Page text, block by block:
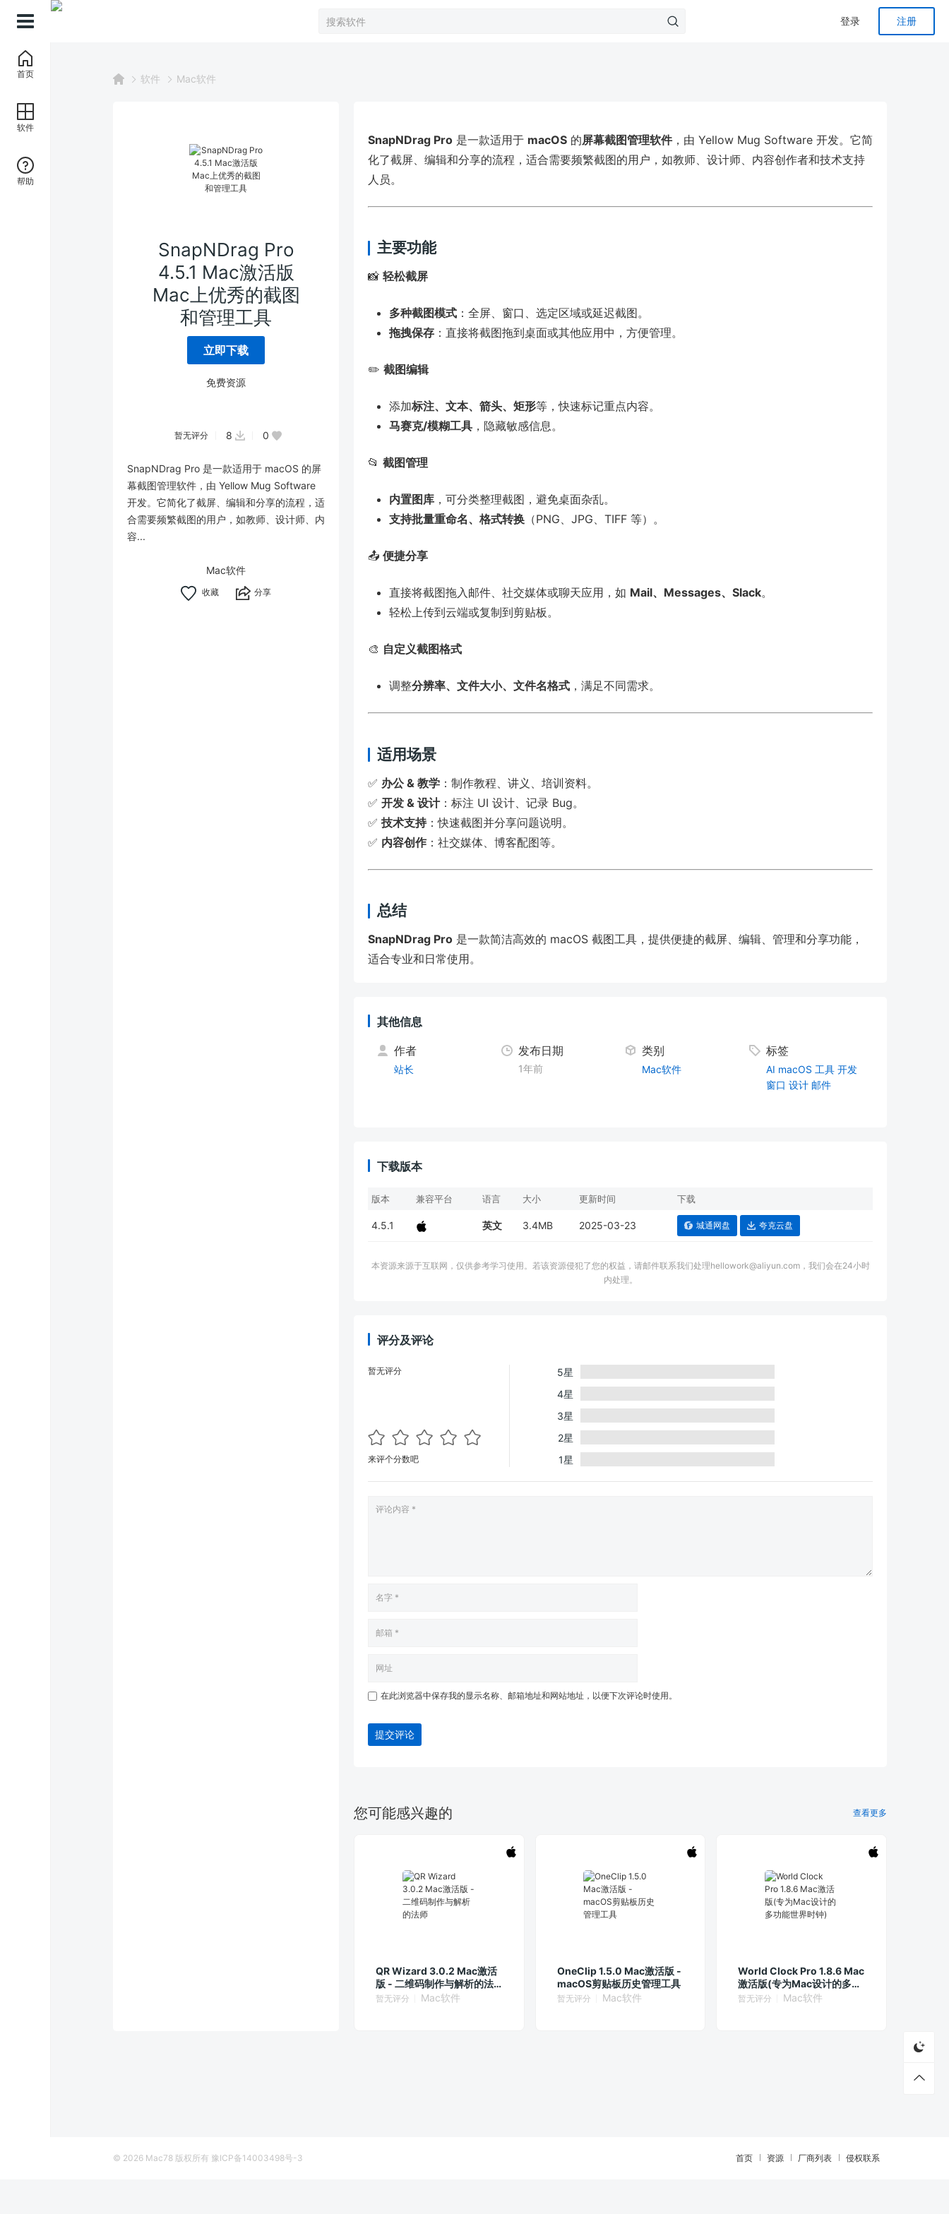
登录 注册
软件 Mac软件
SnapNDrag Pro
4.5.1 Mac激活版
Mac上优秀的截图
和管理工具
立即下载
免费资源
暂无评分 8 0
SnapNDrag Pro 是一款适用于 macOS 的屏
幕截图管理软件，由 Yellow Mug Software
开发。它简化了截屏、编辑和分享的流程，适
合需要频繁截图的用户，如教师、设计师、内
容...
Mac软件
分享
SnapNDrag Pro 是一款适用于 macOS 的屏幕截图管理软件，由 Yellow Mug Software 开发。它简
化了截屏、编辑和分享的流程，适合需要频繁截图的用户，如教师、设计师、内容创作者和技术支持
人员。
主要功能
📸 轻松截屏
多种截图模式 ：全屏、窗口、选定区域或延迟截图。
拖拽保存 ：直接将截图拖到桌面或其他应用中，方便管理。
✏️ 截图编辑
添加标注、文本、箭头、矩形等，快速标记重点内容。
马赛克/模糊工具 ，隐藏敏感信息。
📂 截图管理
内置图库 ，可分类整理截图，避免桌面杂乱。
支持批量重命名、格式转换 （PNG、JPG、TIFF 等）。
📤 便捷分享
直接将截图拖入邮件、社交媒体或聊天应用，如 Mail、Messages、Slack。
轻松上传到云端或复制到剪贴板。
🎨 自定义截图格式
调整分辨率、文件大小、文件名格式 ，满足不同需求。
适用场景
✅ 办公 & 教学 ：制作教程、讲义、培训资料。
✅ 开发 & 设计：标注 UI 设计、记录 Bug。
✅ 技术支持：快速截图并分享问题说明。
✅ 内容创作 ：社交媒体、博客配图等。
总结
SnapNDrag Pro 是一款简洁高效的 macOS 截图工具，提供便捷的截屏、编辑、管理和分享功能，
适合专业和日常使用。
其他信息
作者
站长
发布日期
1年前
类别
Mac软件
标签
AI macOS 工具 开发
窗口 设计 邮件
下载版本
版本 兼容平台 语言 大小 更新时间 下载
4.5.1 英文 3.4MB 2025-03-23 城通网盘 夸克云盘
本资源来源于互联网，仅供参考学习使用。若该资源侵犯了您的权益，请邮件联系我们处理hellowork@aliyun.com，我们会在24小时
内处理。
评分及评论
暂无评分
来评个分数吧
5星
4星
3星
2星
1星
在此浏览器中保存我的显示名称、邮箱地址和网站地址，以便下次评论时使用。
提交评论
您可能感兴趣的 查看更多
QR Wizard 3.0.2 Mac激活
版 - 二维码制作与解析的法
师
暂无评分 Mac软件
OneClip 1.5.0 Mac激活版 -
macOS剪贴板历史管理工具
暂无评分 Mac软件
World Clock Pro 1.8.6 Mac
激活版(专为Mac设计的多功
能世界时钟)
暂无评分 Mac软件
首页
软件
帮助
© 2026 Mac78 版权所有 豫ICP备14003498号-3 首页 资源 厂商列表 侵权联系